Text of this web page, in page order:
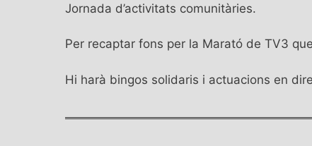
Jornada d’activitats comunitàries.
Per recaptar fons per la Marató de TV3
Hi harà bingos solidaris i actuacions en